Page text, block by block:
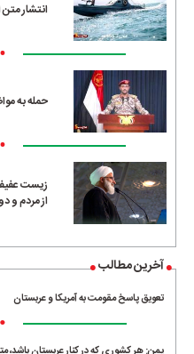
انتشار
حمله به
زیست
از مردم و
آخرین مطالب
تعویق پاسخ مقومت به آمریکا و عربستان